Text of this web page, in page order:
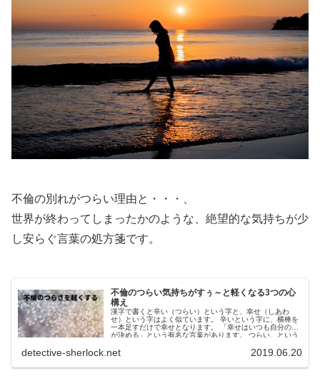
不倫の別れがつらい理由と・・・、
世界が終わってしまったかのような、絶望的な気持ちが少
し安らぐ言葉の処方箋です。
不倫のつらい気持ちがすぅ～と軽くなる3つの心
構え
漢字で書くと辛い（つらい）という字と、幸せ（しあわ
せ）という字はよく似ています。 辛いという字に、横棒を
一本足すだけで幸せとなります。 「幸せはいつも自分の心
が決める」という有名な言葉があります。 つらい、という
detective-sherlock.net 2019.06.20